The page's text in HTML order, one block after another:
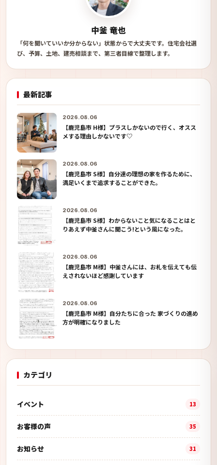
中釜 竜也
「何を聞いていいか分からない」状態からで大丈夫です。住宅会社選
び、予算、土地、建売相談まで、第三者目線で整理します。
最新記事
2026.08.06
【鹿児島市 H様】プラスしかないので行く、オスス
メする理由しかないです♡
2026.08.06
【鹿児島市 S様】自分達の理想の家を作るために、
満足いくまで追求することができた。
2026.08.06
【鹿児島市 S様】わからないこと気になることはと
りあえず中釜さんに聞こう!という風になった。
2026.08.06
【鹿児島市 M様】中釜さんには、お札を伝えても伝
えされないほど感謝しています
2026.08.06
【鹿児島市 M様】自分たちに合った 家づくりの進め
方が明確になりました
カテゴリ
イベント 13
お客様の声 35
お知らせ 31